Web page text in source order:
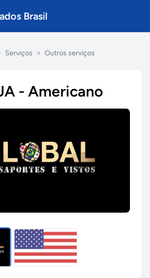
Brasil
Serviços » Outros serviços
- Americano